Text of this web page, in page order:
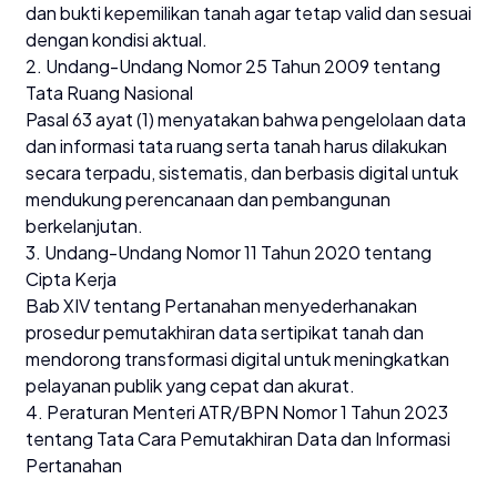
dan bukti kepemilikan tanah agar tetap valid dan sesuai
dengan kondisi aktual.
2. Undang-Undang Nomor 25 Tahun 2009 tentang
Tata Ruang Nasional
Pasal 63 ayat (1) menyatakan bahwa pengelolaan data
dan informasi tata ruang serta tanah harus dilakukan
secara terpadu, sistematis, dan berbasis digital untuk
mendukung perencanaan dan pembangunan
berkelanjutan.
3. Undang-Undang Nomor 11 Tahun 2020 tentang
Cipta Kerja
Bab XIV tentang Pertanahan menyederhanakan
prosedur pemutakhiran data sertipikat tanah dan
mendorong transformasi digital untuk meningkatkan
pelayanan publik yang cepat dan akurat.
4. Peraturan Menteri ATR/BPN Nomor 1 Tahun 2023
tentang Tata Cara Pemutakhiran Data dan Informasi
Pertanahan